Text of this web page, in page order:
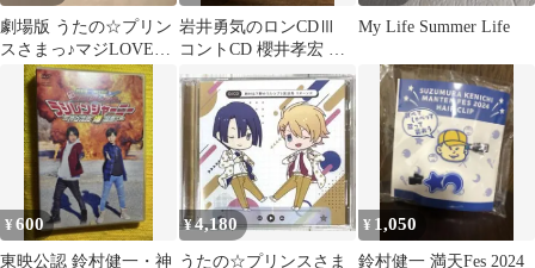
劇場版 うたの☆プリン
スさまっ♪マジLOVEス
ターリッシュツアーズ
('22うた…
岩井勇気のロンCDⅢ
コントCD 櫻井孝宏 鈴
村健一
My Life Summer Life
¥600
東映公認 鈴村健一・神
¥4,180
うたの☆プリンスさま
¥ 1,050
鈴村健一 満天Fes 2024